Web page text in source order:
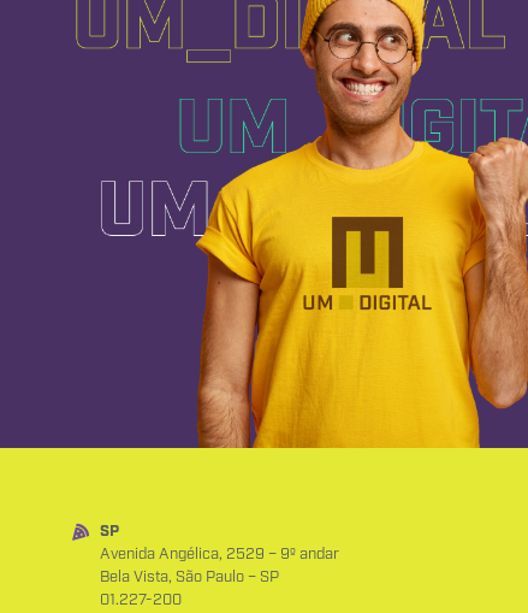
SP
Avenida Angélica, 2529 – 9º andar
Bela Vista, São Paulo – SP
01.227-200